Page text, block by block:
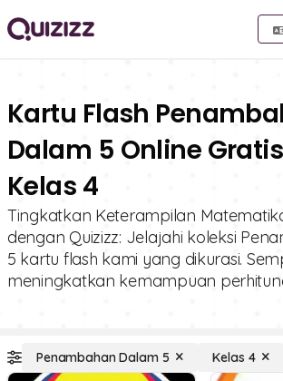
Kartu Flash
Dalam 5 Online
Kelas 4
Tingkatkan Keterampilan
dengan Quizizz: Jelajahi koleksi
5 kartu flash kami yang dikurasi.
meningkatkan kemampuan
Penambahan Dalam 5 Kelas 4